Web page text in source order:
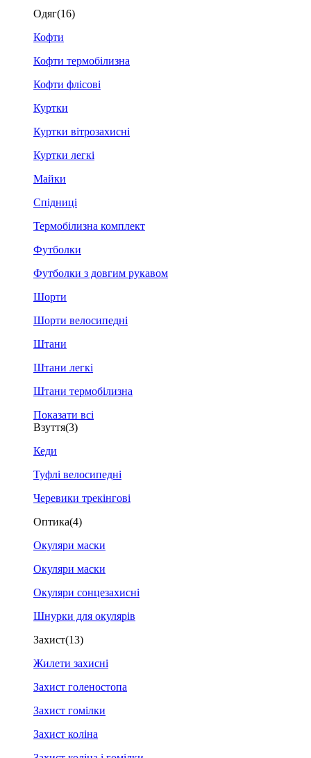
Одяг(16)
Кофти
Кофти термобілизна
Кофти флісові
Куртки
Куртки вітрозахисні
Куртки легкі
Майки
Спідниці
Термобілизна комплект
Футболки
Футболки з довгим рукавом
Шорти
Шорти велосипедні
Штани
Штани легкі
Штани термобілизна
Показати всі
Взуття(3)
Кеди
Туфлі велосипедні
Черевики трекінгові
Оптика(4)
Окуляри маски
Окуляри маски
Окуляри сонцезахисні
Шнурки для окулярів
Захист(13)
Жилети захисні
Захист голеностопа
Захист гомілки
Захист коліна